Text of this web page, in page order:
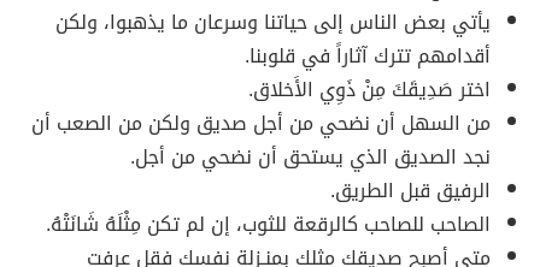
يأتي بعض الناس إلى حياتنا وسرعان ما يذهبوا، ولكن
أقدامهم تترك آثاراً في قلوبنا.
اختر صَدِيقَكَ مِنْ ذَوِي الأَخلاق.
من السهل أن نضحي من أجل صديق ولكن من الصعب أن
نجد الصديق الذي يستحق أن نضحي من أجل.
الرفيق قبل الطريق.
الصاحب للصاحب كالرقعة للثوب، إن لم تكن مِثْلَهُ شَانَتْهُ.
متى أصبح صديقك مثلك بمنـزلة نفسك فقل عرفت